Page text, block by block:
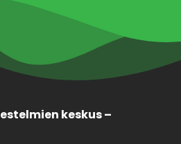
keskus –